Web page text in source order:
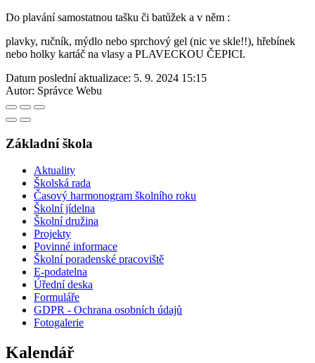
Do plavání samostatnou tašku či batůžek a v něm :
plavky, ručník, mýdlo nebo sprchový gel (nic ve skle!!), hřebínek
nebo holky kartáč na vlasy a PLAVECKOU ČEPICI.
Datum poslední aktualizace: 5. 9. 2024 15:15
Autor: Správce Webu
Základní škola
Aktuality
Školská rada
Časový harmonogram školního roku
Školní jídelna
Školní družina
Projekty
Povinné informace
Školní poradenské pracoviště
E-podatelna
Úřední deska
Formuláře
GDPR - Ochrana osobních údajů
Fotogalerie
Kalendář